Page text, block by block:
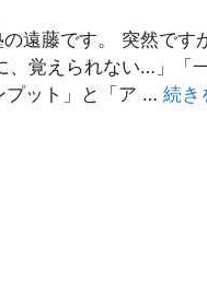
遠藤です。 突然で
、覚えられない…」「
プット」と「ア … 続き